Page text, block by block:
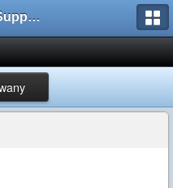
AMXX.pl: Support AMX Mod X i SourceMod